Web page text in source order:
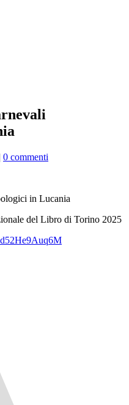
0 commenti
in Lucania
del Libro di Torino 2025